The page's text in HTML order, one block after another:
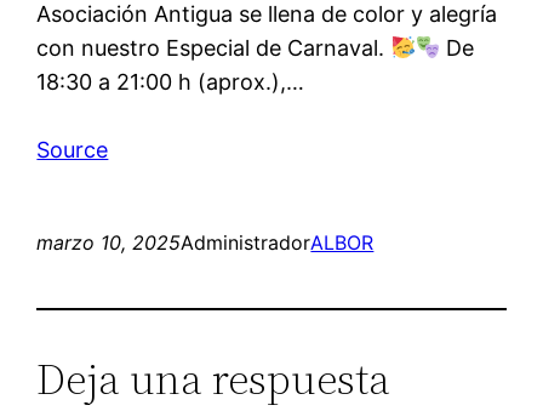
Asociación Antigua se llena de color y alegría
con nuestro Especial de Carnaval.
De
18:30 a 21:00 h (aprox.),…
Source
marzo 10, 2025AdministradorALBOR
Deja una respuesta